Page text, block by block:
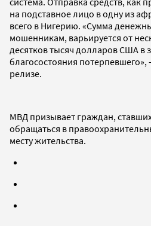
на подставное лицо в одну из
всего в Нигерию. «Сумма
мошенникам, варьируется от
десятков тысяч долларов США в
благосостояния потерпевшего»,
релизе.
МВД призывает граждан,
обращаться в
месту жительства.